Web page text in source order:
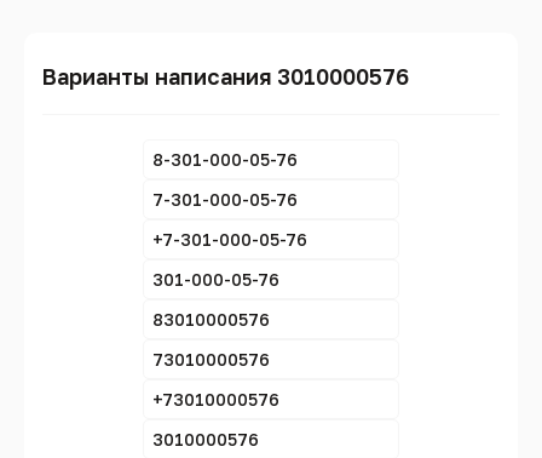
Варианты написания 3010000576
8-301-000-05-76
7-301-000-05-76
+7-301-000-05-76
301-000-05-76
83010000576
73010000576
+73010000576
3010000576